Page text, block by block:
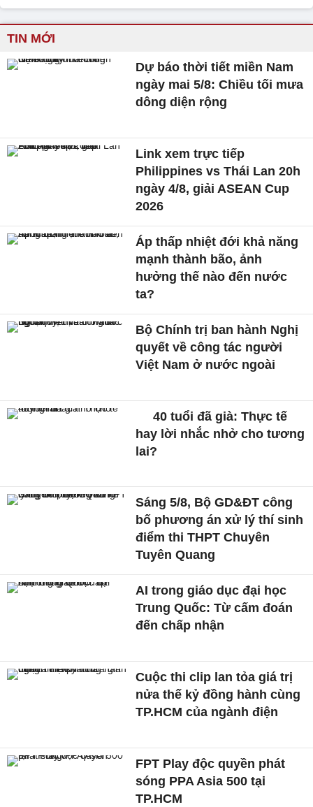
TIN MỚI
Dự báo thời tiết miền Nam
ngày mai 5/8: Chiều tối mưa
dông diện rộng
Link xem trực tiếp
Philippines vs Thái Lan 20h
ngày 4/8, giải ASEAN Cup
2026
Áp thấp nhiệt đới khả năng
mạnh thành bão, ảnh
hưởng thế nào đến nước
ta?
Bộ Chính trị ban hành Nghị
quyết về công tác người
Việt Nam ở nước ngoài
40 tuổi đã già: Thực tế
hay lời nhắc nhở cho tương
lai?
Sáng 5/8, Bộ GD&ĐT công
bố phương án xử lý thí sinh
điểm thi THPT Chuyên
Tuyên Quang
AI trong giáo dục đại học
Trung Quốc: Từ cấm đoán
đến chấp nhận
Cuộc thi clip lan tỏa giá trị
nửa thế kỷ đồng hành cùng
TP.HCM của ngành điện
FPT Play độc quyền phát
sóng PPA Asia 500 tại
TP.HCM